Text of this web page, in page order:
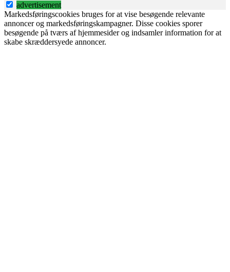
advertisement
Markedsføringscookies bruges for at vise besøgende relevante
annoncer og markedsføringskampagner. Disse cookies sporer
besøgende på tværs af hjemmesider og indsamler information for at
skabe skræddersyede annoncer.